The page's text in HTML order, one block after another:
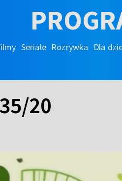
Seriale Rozrywka Dla
20